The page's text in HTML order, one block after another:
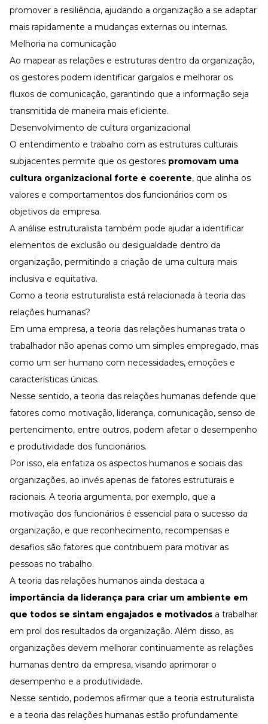
promover a resiliência, ajudando a organização a se adaptar
mais rapidamente a mudanças externas ou internas.
Melhoria na comunicação
Ao mapear as relações e estruturas dentro da organização,
os gestores podem identificar gargalos e melhorar os
fluxos de comunicação, garantindo que a informação seja
transmitida de maneira mais eficiente.
Desenvolvimento de cultura organizacional
O entendimento e trabalho com as estruturas culturais
subjacentes permite que os gestores promovam uma
cultura organizacional forte e coerente, que alinha os
valores e comportamentos dos funcionários com os
objetivos da empresa.
A análise estruturalista também pode ajudar a identificar
elementos de exclusão ou desigualdade dentro da
organização, permitindo a criação de uma cultura mais
inclusiva e equitativa.
Como a teoria estruturalista está relacionada à teoria das
relações humanas?
Em uma empresa, a teoria das relações humanas trata o
trabalhador não apenas como um simples empregado, mas
como um ser humano com necessidades, emoções e
características únicas.
Nesse sentido, a teoria das relações humanas defende que
fatores como motivação, liderança, comunicação, senso de
pertencimento, entre outros, podem afetar o desempenho
e produtividade dos funcionários.
Por isso, ela enfatiza os aspectos humanos e sociais das
organizações, ao invés apenas de fatores estruturais e
racionais. A teoria argumenta, por exemplo, que a
motivação dos funcionários é essencial para o sucesso da
organização, e que reconhecimento, recompensas e
desafios são fatores que contribuem para motivar as
pessoas no trabalho.
A teoria das relações humanos ainda destaca a
importância da liderança para criar um ambiente em
que todos se sintam engajados e motivados a trabalhar
em prol dos resultados da organização. Além disso, as
organizações devem melhorar continuamente as relações
humanas dentro da empresa, visando aprimorar o
desempenho e a produtividade.
Nesse sentido, podemos afirmar que a teoria estruturalista
e a teoria das relações humanas estão profundamente